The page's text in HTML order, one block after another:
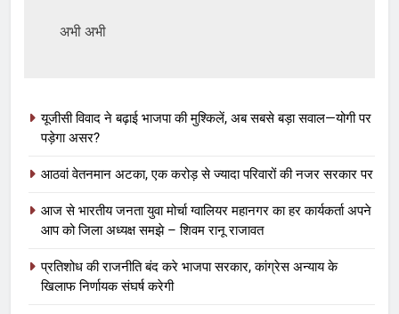
अभी अभी
यूजीसी विवाद ने बढ़ाई भाजपा की मुश्किलें, अब सबसे बड़ा सवाल—योगी पर
पड़ेगा असर?
आठवां वेतनमान अटका, एक करोड़ से ज्यादा परिवारों की नजर सरकार पर
आज से भारतीय जनता युवा मोर्चा ग्वालियर महानगर का हर कार्यकर्ता अपने
आप को जिला अध्यक्ष समझे – शिवम रानू राजावत
प्रतिशोध की राजनीति बंद करे भाजपा सरकार, कांग्रेस अन्याय के
खिलाफ निर्णायक संघर्ष करेगी